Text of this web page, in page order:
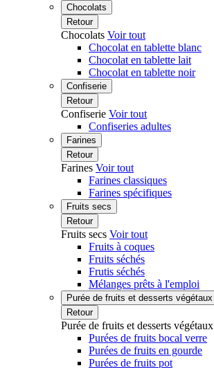
Chocolats
Retour
Chocolats Voir tout
Chocolat en tablette blanc
Chocolat en tablette lait
Chocolat en tablette noir
Confiserie
Retour
Confiserie Voir tout
Confiseries adultes
Farines
Retour
Farines Voir tout
Farines classiques
Farines spécifiques
Fruits secs
Retour
Fruits secs Voir tout
Fruits à coques
Fruits séchés
Frutis séchés
Mélanges prêts à l'emploi
Purée de fruits et desserts végétaux
Retour
Purée de fruits et desserts végétaux
Purées de fruits bocal verre
Purées de fruits en gourde
Purées de fruits pot